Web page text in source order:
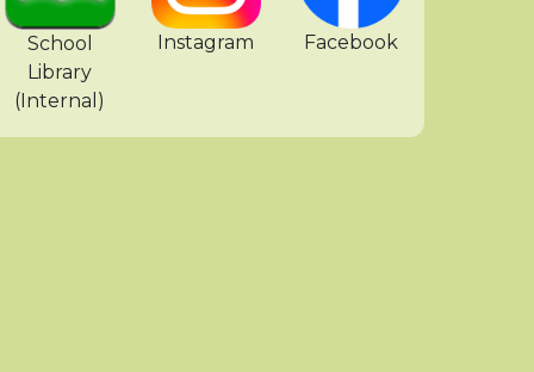
「鄧顯人。同心同行」中六
School
Library
(Internal)
Instagram Facebook